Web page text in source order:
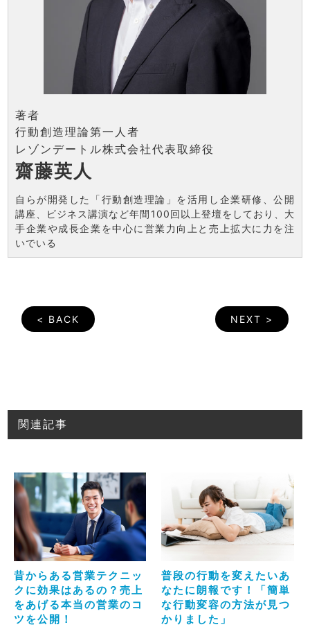
著者
行動創造理論第一人者
レゾンデートル株式会社代表取締役
齋藤英人
自らが開発した「行動創造理論」を活用し企業研修、公開
講座、ビジネス講演など年間100回以上登壇をしており、大
手企業や成長企業を中心に営業力向上と売上拡大に力を注
いでいる
< BACK NEXT >
関連記事
昔からある営業テクニッ
クに効果はあるの？売上
をあげる本当の営業のコ
ツを公開！
普段の行動を変えたいあ
なたに朗報です！「簡単
な行動変容の方法が見つ
かりました」